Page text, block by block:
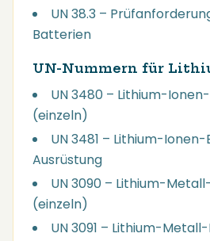
UN 38.3 –
Batterien
UN-Nummern für
UN 3480 – Lithium-
(einzeln)
UN 3481 – Lithium-
Ausrüstung
UN 3090 – Lithium-
(einzeln)
UN 3091 – Lithium-